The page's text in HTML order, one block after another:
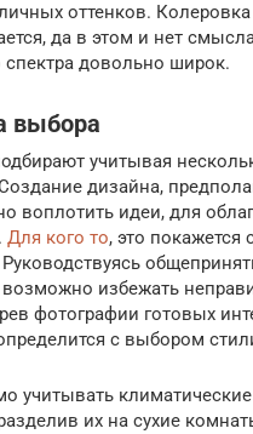
оттенков.
да в этом и нет
спектра довольно широк.
выбора
учитывая
дизайна,
воплотить идеи, для
Для кого то, это
избежать
фотографии готовых
с выбором
учитывать
их на сухие